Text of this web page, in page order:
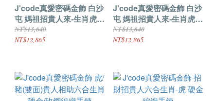
J'code真愛密碼金飾 白沙
屯 媽祖招貴人來-生肖虎
硬金編織手鍊
NT$13,640
NT$12,865
J'code真愛密碼金飾 白沙
屯 媽祖招貴人來-生肖虎硬
金墜子 送項鍊
NT$13,640
NT$12,865